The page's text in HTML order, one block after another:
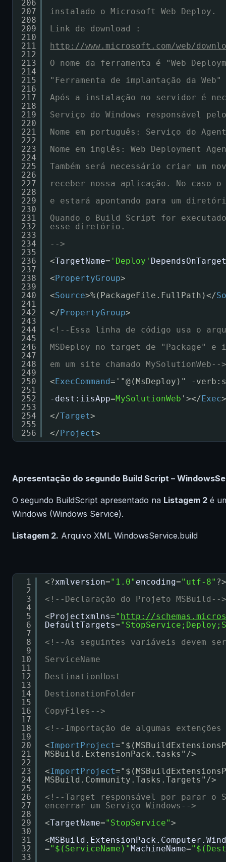
206
207
208
209
210
211
212
213
214
215
216
217
218
219
220
221
222
223
224
225
226
227
228
229
230
231
232
233
234
235
236
237
238
239
240
241
242
243
244
245
246
247
248
249
250
251
252
253
254
255
256
instalado o Microsoft Web Deploy.
Link de download :
http://www.microsoft.com/web/
O nome da ferramenta é "Web
"Ferramenta de implantação da Web"
Após a instalação no servidor é
Serviço do Windows responsável
Nome em português: Serviço do
Nome em inglês: Web Deployment
Também será necessário criar um
receber nossa aplicação. No caso o
e estará apontando para um
Quando o Build Script for
esse diretório.
-->
<TargetName= 'Deploy'
<PropertyGroup>
<Source>%(PackageFile.FullPath)</
</PropertyGroup>
<!--Essa linha de código usa o
MSDeploy no target de "Package"
em um site chamado MySolutionWeb--
<ExecCommand='"@(MsDeploy)" -
-dest:iisApp=MySolutionWeb '></Exec
</Target>
</Project>
Apresentação do segundo Build Script –
O segundo BuildScript apresentado na Listagem 2 é
Windows (Windows Service).
Listagem 2. Arquivo XML WindowsService.build
1
2
3
4
5
6
7
8
9
10
11
12
13
14
15
16
17
18
19
20
21
22
23
24
25
26
27
28
29
30
31
32
33
<?xmlversion="1.0" encoding="utf-8"
<!--Declaração do Projeto MSBuild--
<Projectxmlns=" http://
DefaultTargets=
<!--As seguintes variáveis devem
ServiceName
DestinationHost
DestionationFolder
CopyFiles-->
<!--Importação de algumas extenções
<ImportProject
MSBuild.ExtensionPack.tasks"/>
<ImportProject
MSBuild.Community.Tasks.Targets"/>
<!--Target responsável por parar o
encerrar um Serviço Windows-->
<TargetName="StopService">
<
="$(ServiceName)"MachineName=